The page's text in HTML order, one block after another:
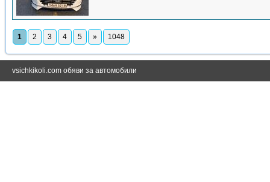
1 2 3 4 5 » 1048
vsichkikoli.com обяви за автомобили